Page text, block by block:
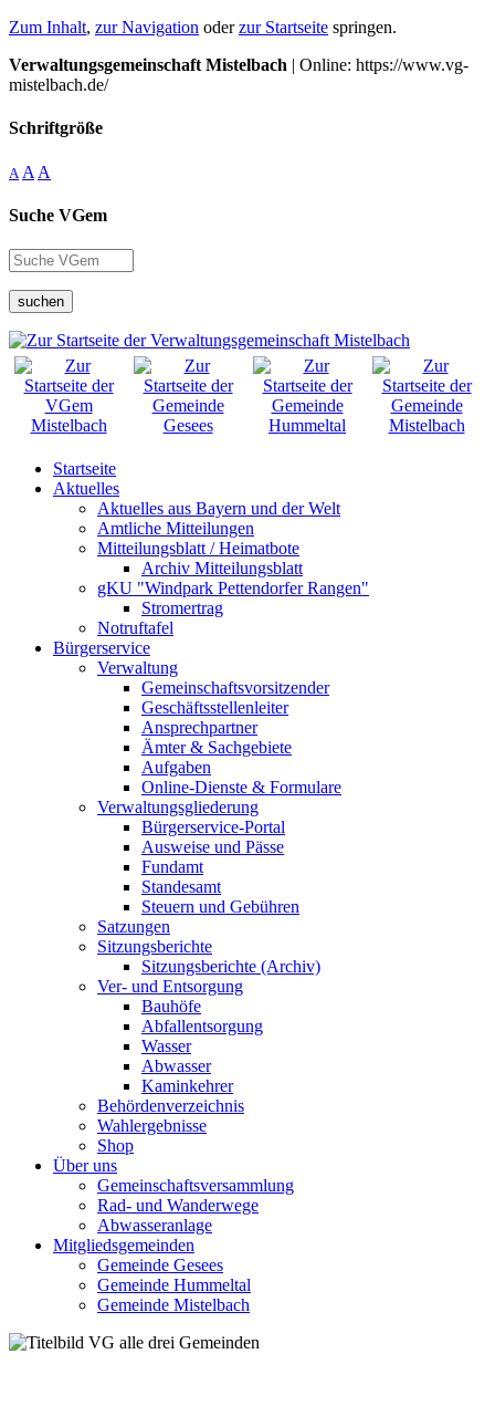
Zum Inhalt, zur Navigation oderzur Startseite springen.
Verwaltungsgemeinschaft Mistelbach | Online: https://www.vg-
mistelbach.de/
Schriftgröße
A A A
Suche VGem
suchen
Startseite
Aktuelles
Aktuelles aus Bayern und der Welt
Amtliche Mitteilungen
Mitteilungsblatt / Heimatbote
Archiv Mitteilungsblatt
gKU "Windpark Pettendorfer Rangen"
Stromertrag
Notruftafel
Bürgerservice
Verwaltung
Gemeinschaftsvorsitzender
Geschäftsstellenleiter
Ansprechpartner
Ämter & Sachgebiete
Aufgaben
Online-Dienste & Formulare
Verwaltungsgliederung
Bürgerservice-Portal
Ausweise und Pässe
Fundamt
Standesamt
Steuern und Gebühren
Satzungen
Sitzungsberichte
Sitzungsberichte (Archiv)
Ver- und Entsorgung
Bauhöfe
Abfallentsorgung
Wasser
Abwasser
Kaminkehrer
Behördenverzeichnis
Wahlergebnisse
Shop
Über uns
Gemeinschaftsversammlung
Rad- und Wanderwege
Abwasseranlage
Mitgliedsgemeinden
Gemeinde Gesees
Gemeinde Hummeltal
Gemeinde Mistelbach